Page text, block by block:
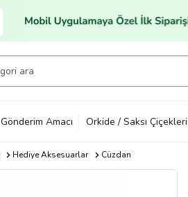
Gönderim Amacı Orkide / Saksı Çiçekleri
Hediye Aksesuarlar Cüzdan